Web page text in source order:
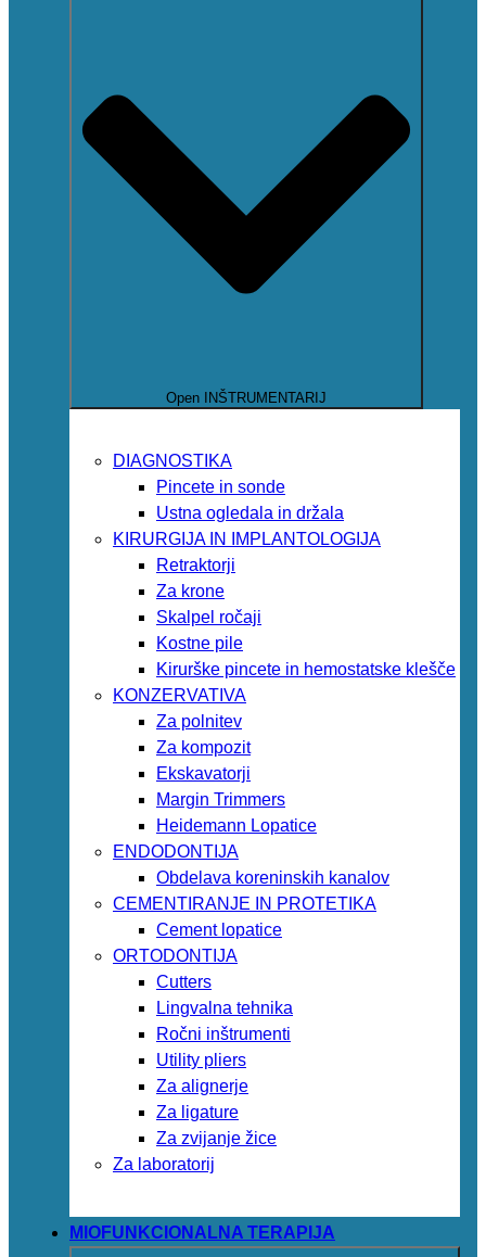
Open INŠTRUMENTARIJ
DIAGNOSTIKA
Pincete in sonde
Ustna ogledala in držala
KIRURGIJA IN IMPLANTOLOGIJA
Retraktorji
Za krone
Skalpel ročaji
Kostne pile
Kirurške pincete in hemostatske klešče
KONZERVATIVA
Za polnitev
Za kompozit
Ekskavatorji
Margin Trimmers
Heidemann Lopatice
ENDODONTIJA
Obdelava koreninskih kanalov
CEMENTIRANJE IN PROTETIKA
Cement lopatice
ORTODONTIJA
Cutters
Lingvalna tehnika
Ročni inštrumenti
Utility pliers
Za alignerje
Za ligature
Za zvijanje žice
Za laboratorij
MIOFUNKCIONALNA TERAPIJA